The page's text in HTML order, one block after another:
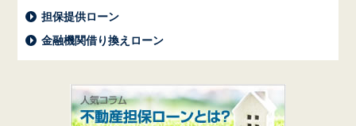
担保提供ローン
金融機関借り換えローン